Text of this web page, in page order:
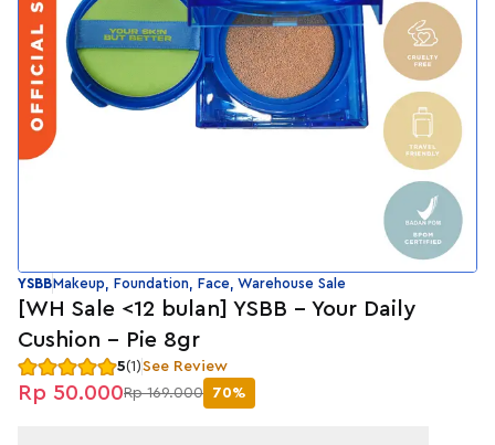
YSBBMakeup, Foundation, Face, Warehouse Sale
[WH Sale <12 bulan] YSBB - Your Daily
Cushion - Pie 8gr
5(1)See Review
Rp 50.000Rp 169.000 70%